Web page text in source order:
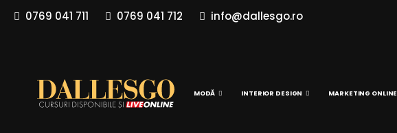
0769 041 711 0769 041 712 info@dallesgo.ro
MODĂ INTERIOR DESIGN MARKETING ONLINE